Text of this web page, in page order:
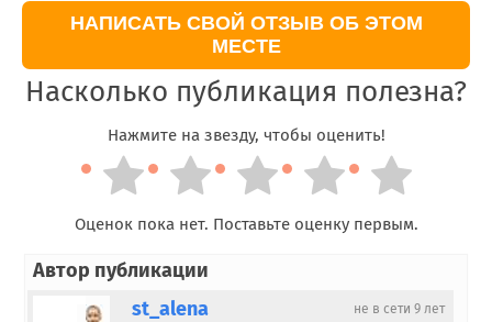
НАПИСАТЬ СВОЙ ОТЗЫВ ОБ ЭТОМ
МЕСТЕ
Насколько публикация полезна?
Нажмите на звезду, чтобы оценить!
Оценок пока нет. Поставьте оценку первым.
Автор публикации
не в сети 9 лет
st_alena